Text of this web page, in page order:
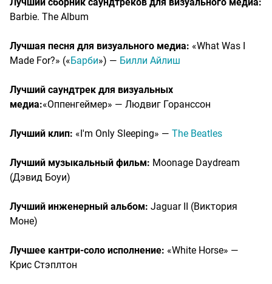
Barbie. The Album
Лучшая песня для визуального медиа: «What Was I
Made For?» («Барби») — Билли Айлиш
Лучший саундтрек для визуальных
медиа:«Оппенгеймер» — Людвиг Горанссон
Лучший клип: «I'm Only Sleeping» — The Beatles
Лучший музыкальный фильм: Moonage Daydream
(Дэвид Боуи)
Лучший инженерный альбом: Jaguar II (Виктория
Моне)
Лучшее кантри-соло исполнение: «White Horse» —
Крис Стэплтон